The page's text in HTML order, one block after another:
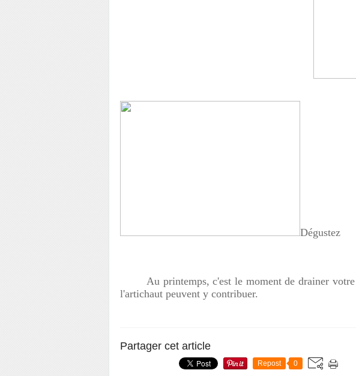
Dégustez
Au printemps, c'est le moment de drainer votre
l'artichaut peuvent y contribuer.
Partager cet article
Repost 0